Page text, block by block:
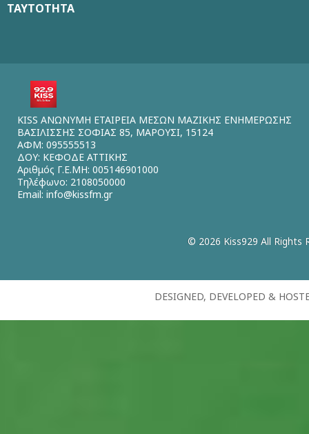
ΤΑΥΤΟΤΗΤΑ
KISS ΑΝΩΝΥΜΗ ΕΤΑΙΡΕΙΑ ΜΕΣΩΝ ΜΑΖΙΚΗΣ ΕΝΗΜΕΡΩΣΗΣ
ΒΑΣΙΛΙΣΣΗΣ ΣΟΦΙΑΣ 85, ΜΑΡΟΥΣΙ, 15124
ΑΦΜ: 095555513
ΔΟΥ: ΚΕΦΟΔΕ ΑΤΤΙΚΗΣ
Αριθμός Γ.Ε.ΜΗ: 005146901000
Τηλέφωνο: 2108050000
Email: info@kissfm.gr
© 2026 Kiss929 All Rights
DESIGNED, DEVELOPED &